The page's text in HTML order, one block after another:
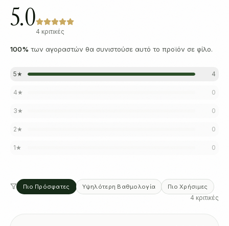
5.04 κριτικές
100% των αγοραστών θα συνιστούσε αυτό το προϊόν σε φίλο.
5★ 4
4★ 0
3★ 0
2★ 0
1★ 0
Πιο Πρόσφατες Υψηλότερη Βαθμολογία Πιο Χρήσιμες
4 κριτικές